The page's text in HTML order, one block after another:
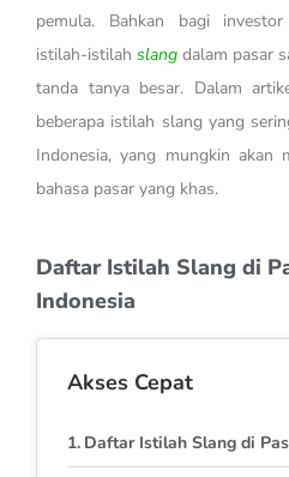
pemula. Bahkan bagi investor
istilah-istilah slang dalam pasar
tanda tanya besar. Dalam
beberapa istilah slang yang
Indonesia, yang mungkin akan
bahasa pasar yang khas.
Daftar Istilah Slang di
Indonesia
Akses Cepat
Daftar Istilah Slang di